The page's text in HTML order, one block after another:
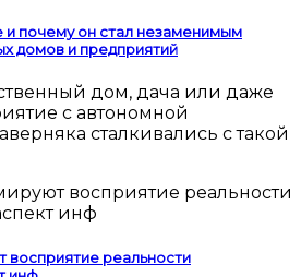
и почему он стал незаменимым
домов и предприятий
с автономной
сталкивались с такой
восприятие реальности